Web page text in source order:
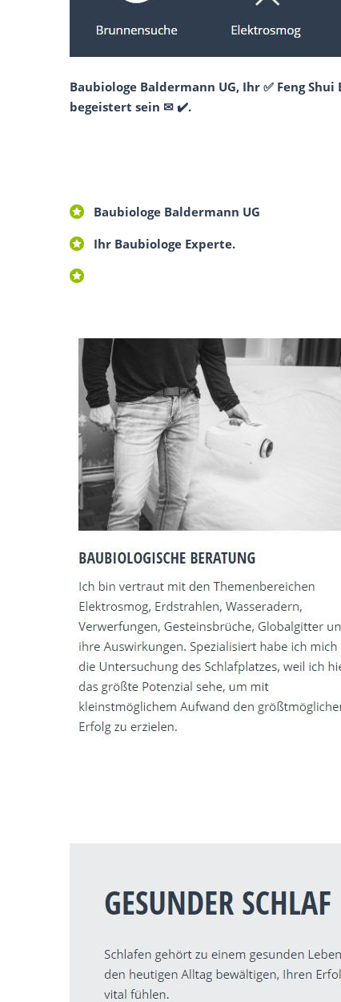
Baubiologe Baldermann UG, Ihr ✅ Feng
begeistert sein ✉ ✔️.
Baubiologe Baldermann UG
Ihr Baubiologe Experte.